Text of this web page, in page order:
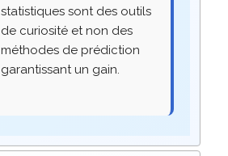
statistiques sont des outils
de curiosité et non des
méthodes de prédiction
garantissant un gain.